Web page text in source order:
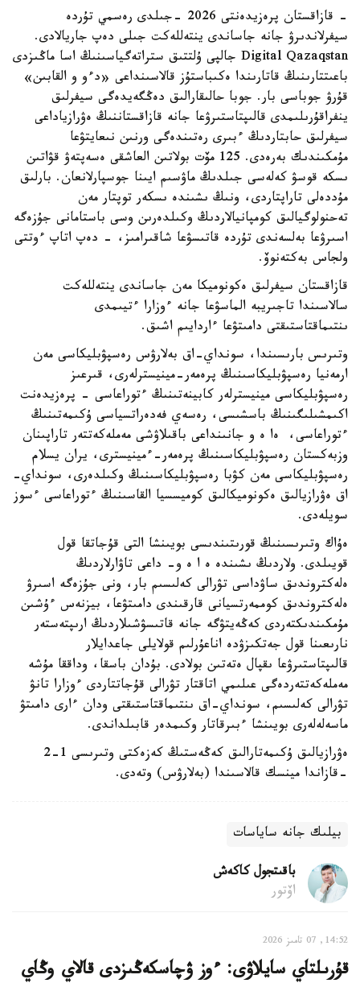
- قازاقستان پرەزيدەنتى 2026 -جىلدى رەسمي تۇردە
سيفرلاندىرۋ جانە جاساندى ينتەللەكت جىلى دەپ جاريالادى.
Digital Qazaqstan جالپى ۇلتتىق ستراتەگياسىنىڭ اسا ماڭىزدى
باعىتتارىنىڭ قاتارىندا ەكىباستۇز قالاسىنداعى «دءو و القابىن»
قۇرۋ جوباسى بار. جوبا حالىقارالىق دەڭگەيدەگى سيفرلىق
ينفراقۇرىلىمدى قالىپتاستىرۋعا جانە قازاقستاننىڭ ەۋرازياداعى
سيفرلىق حابتاردىڭ ءبىرى رەتىندەگى ورنىن نىعايتۋعا
مۇمكىندىك بەرەدى. 125 مۆت بولاتىن العاشقى ەسەپتەۋ قۋاتىن
ىسكە قوسۋ كەلەسى جىلدىڭ ماۋسىم ايىنا جوسپارلانعان. بارلىق
مۇددەلى تاراپتاردى، ونىڭ ىشىندە ىسكەر توپتار مەن
تەحنولوگيالىق كومپانيالاردىڭ وكىلدەرىن وسى باستامانى جۇزەگە
اسىرۋعا بەلسەندى تۇردە قاتىسۋعا شاقىرامىز، - دەپ اتاپ ءوتتى
ولجاس بەكتەنوۆ.
قازاقستان سيفرلىق ەكونوميكا مەن جاساندى ينتەللەكت
سالاسىندا تاجىريبە الماسۋعا جانە ءوزارا ءتيىمدى
ىنتىماقتاستىقتى دامىتۋعا ءاردايىم اشىق.
وتىرىس بارىسىندا، سونداي-اق بەلارۋس رەسپۋبليكاسى مەن
ارمەنيا رەسپۋبليكاسىنىڭ پرەمەر-مينيسترلەرى، قىرعىز
رەسپۋبليكاسى مينيسترلەر كابينەتىنىڭ ءتوراعاسى - پرەزيدەنت
اكىمشىلىگىنىڭ باسشىسى، رەسەي فەدەراتسياسى ۇكىمەتىنىڭ
ءتوراعاسى، ەا ە و جانىنداعى باقىلاۋشى مەملەكەتتەر تاراپىنان
وزبەكستان رەسپۋبليكاسىنىڭ پرەمەر-ءمينيسترى، يران يسلام
رەسپۋبليكاسى مەن كۋبا رەسپۋبليكاسىنىڭ وكىلدەرى، سونداي-
اق ەۋرازيالىق ەكونوميكالىق كوميسسيا القاسىنىڭ ءتوراعاسى ءسوز
سويلەدى.
ەۇاك وتىرىسىنىڭ قورىتىندىسى بويىنشا التى قۇجاتقا قول
قويىلدى. ولاردىڭ ىشىندە ە ا ە و- داعى تاۋارلاردىڭ
ەلەكتروندىق ساۋداسى تۋرالى كەلىسىم بار، ونى جۇزەگە اسىرۋ
ەلەكتروندىق كوممەرتسيانى قارقىندى دامىتۋعا، بيزنەس ءۇشىن
مۇمكىندىكتەردى كەڭەيتۋگە جانە قاتىسۋشىلاردىڭ ارىپتەستەر
نارىعىنا قول جەتكىزۋدە اناعۇرلىم قولايلى جاعدايلار
قالىپتاستىرۋعا ىقپال ەتەتىن بولادى. بۇدان باسقا، وداققا مۇشە
مەملەكەتتەردەگى عىلىمي اتاقتار تۋرالى قۇجاتتاردى ءوزارا تانۋ
تۋرالى كەلىسىم، سونداي-اق ىنتىماقتاستىقتى ودان ءارى دامىتۋ
ماسەلەلەرى بويىنشا ءبىرقاتار وكىمدەر قابىلداندى.
ەۋرازيالىق ۇكىمەتارالىق كەڭەستىڭ كەزەكتى وتىرىسى 1-2
-قازاندا مينسك قالاسىندا (بەلارۋس) وتەدى.
بيلىك جانە ساياسات
باقىتجول كاكەش
اۆتور
14:52, 07 تامىز 2026
قۇرىلتاي سايلاۋى: ءوز ۋچاسكەڭىزدى قالاي وڭاي